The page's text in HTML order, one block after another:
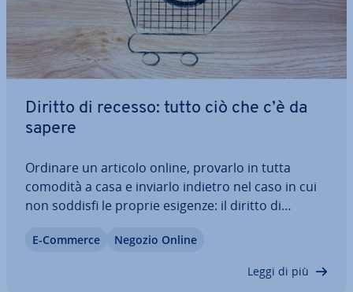
Diritto di recesso: tutto ciò che c’è da
sapere
Ordinare un articolo online, provarlo in tutta
comodità a casa e inviarlo indietro nel caso in cui
non soddisfi le proprie esigenze: il diritto di
di recedere da un contratto entro massimo 14
E-Commerce Negozio Online
Leggi di più